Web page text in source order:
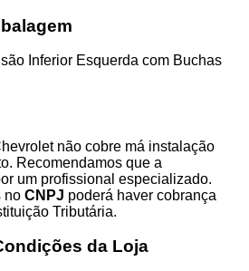
Inferior Esquerda com Buchas
não cobre má instalação
Recomendamos que a
um profissional especializado.
no CNPJ poderá haver cobrança
Tributária.
da Loja